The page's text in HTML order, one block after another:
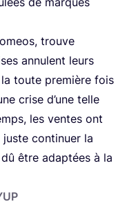
trouve
annulent leurs
la toute pre­mière fois
crise d’une telle
les ventes ont
conti­nuer la
être adap­tées à la